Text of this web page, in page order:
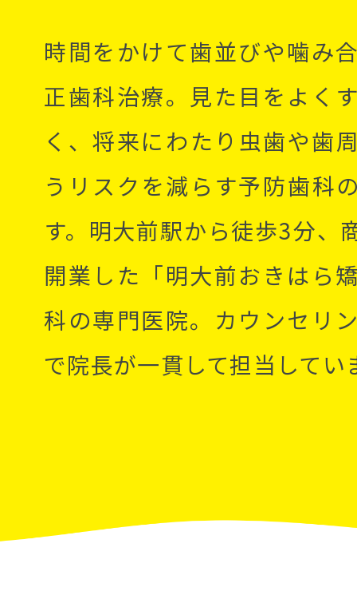
時間をかけて歯並びや噛み
正歯科治療。見た目をよく
く、将来にわたり虫歯や歯
うリスクを減らす予防歯科
す。明大前駅から徒歩3分、
開業した「明大前おきはら
科の専門医院。カウンセリ
で院長が一貫して担当してい